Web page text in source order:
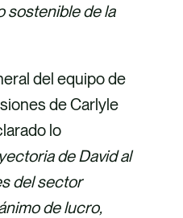
sostenible de la
del equipo de
de Carlyle
lo
de David al
del sector
de lucro,